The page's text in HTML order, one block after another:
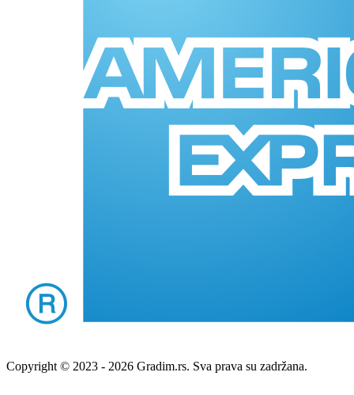
Copyright © 2023 - 2026 Gradim.rs. Sva prava su zadržana.